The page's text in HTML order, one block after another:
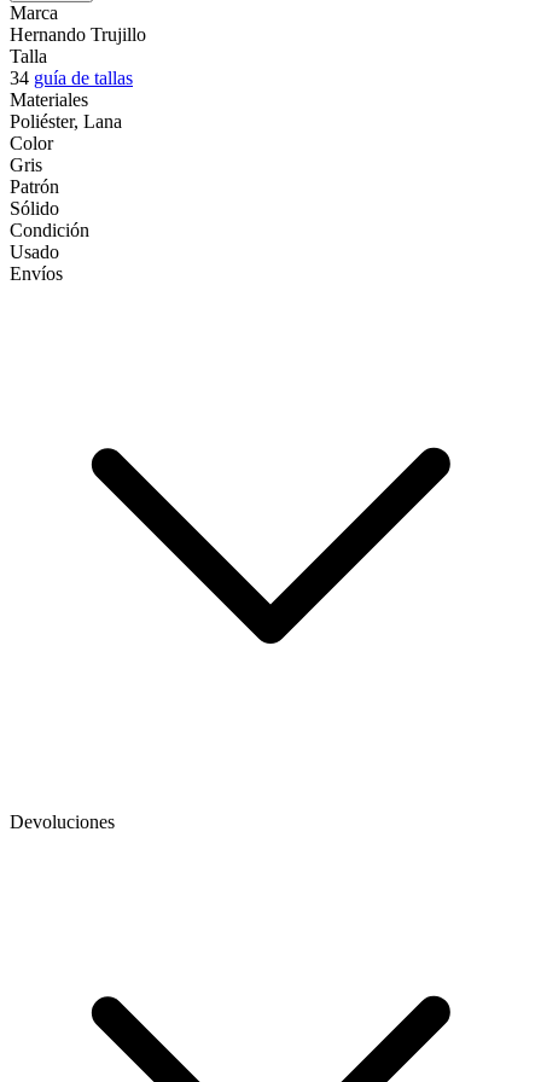
Marca
Hernando Trujillo
Talla
34 guía de tallas
Materiales
Poliéster, Lana
Color
Gris
Patrón
Sólido
Condición
Usado
Envíos
Devoluciones